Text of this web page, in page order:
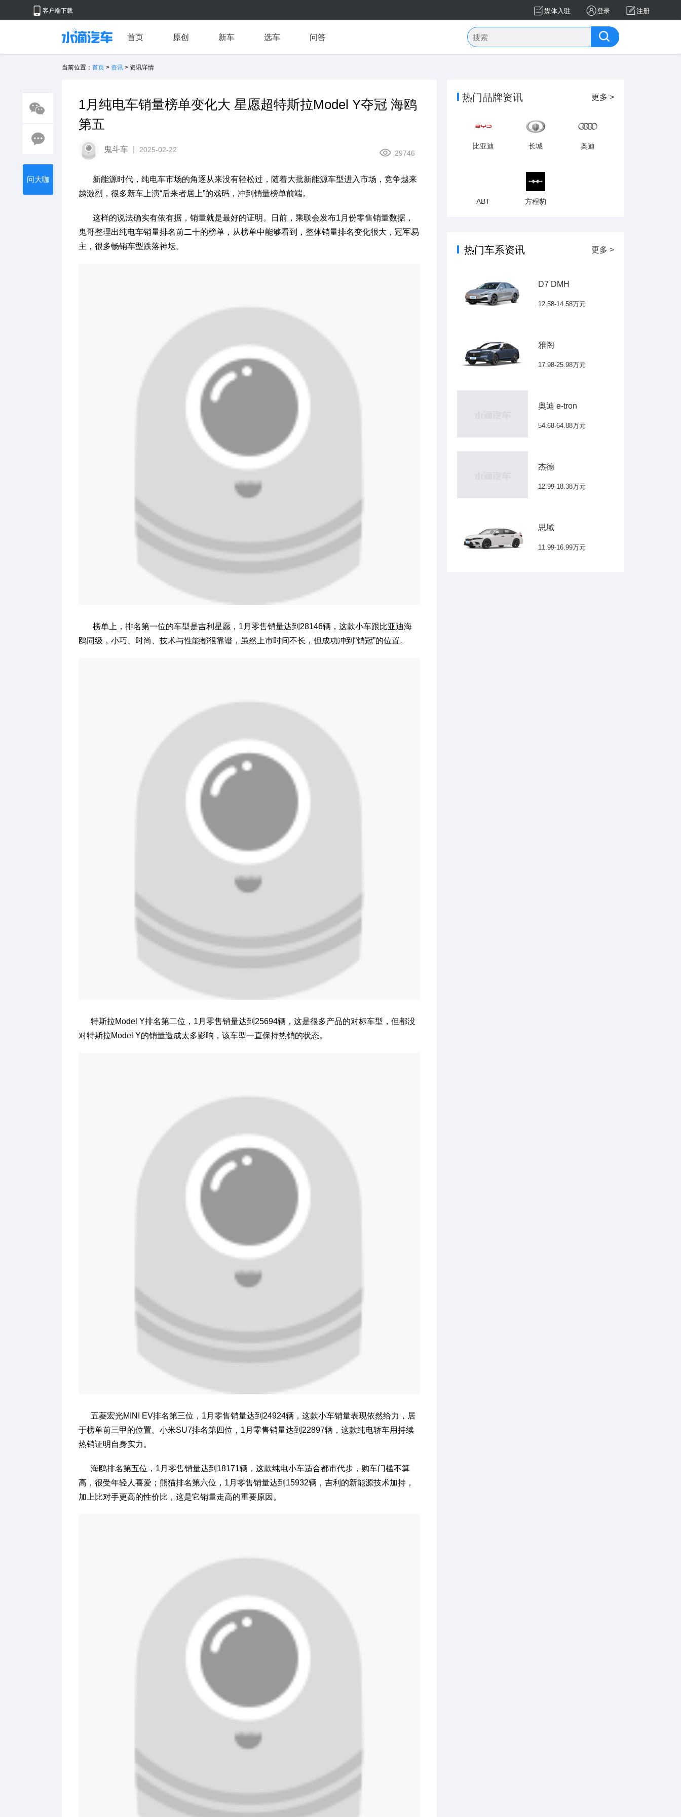
客户端下载 媒体入驻 登录 注册
首页 原创 新车 选车 问答
当前位置： 首页 > 资讯 > 资讯详情
问大咖
1月纯电车销量榜单变化大 星愿超特斯拉Model Y夺冠 海鸥
第五
鬼斗车 2025-02-22 29746
新能源时代，纯电车市场的角逐从来没有轻松过，随着大批新能源车型进入市场，竞争越来
越激烈，很多新车上演“后来者居上”的戏码，冲到销量榜单前端。
这样的说法确实有依有据，销量就是最好的证明。日前，乘联会发布1月份零售销量数据，
鬼哥整理出纯电车销量排名前二十的榜单，从榜单中能够看到，整体销量排名变化很大，冠军易
主，很多畅销车型跌落神坛。
榜单上，排名第一位的车型是吉利星愿，1月零售销量达到28146辆，这款小车跟比亚迪海
鸥同级，小巧、时尚、技术与性能都很靠谱，虽然上市时间不长，但成功冲到“销冠”的位置。
特斯拉Model Y排名第二位，1月零售销量达到25694辆，这是很多产品的对标车型，但都没
对特斯拉Model Y的销量造成太多影响，该车型一直保持热销的状态。
五菱宏光MINI EV排名第三位，1月零售销量达到24924辆，这款小车销量表现依然给力，居
于榜单前三甲的位置。小米SU7排名第四位，1月零售销量达到22897辆，这款纯电轿车用持续
热销证明自身实力。
海鸥排名第五位，1月零售销量达到18171辆，这款纯电小车适合都市代步，购车门槛不算
高，很受年轻人喜爱；熊猫排名第六位，1月零售销量达到15932辆，吉利的新能源技术加持，
加上比对手更高的性价比，这是它销量走高的重要原因。
热门品牌资讯 更多 >
比亚迪 长城 奥迪
ABT 方程豹
热门车系资讯 更多 >
D7 DMH
12.58-14.58万元
雅阁
17.98-25.98万元
奥迪 e-tron
54.68-64.88万元
杰德
12.99-18.38万元
思域
11.99-16.99万元